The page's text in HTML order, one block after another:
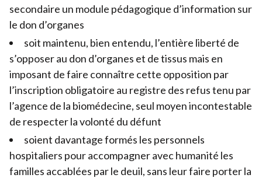
secondaire un module pédagogique d’information sur
le don d’organes
soit maintenu, bien entendu, l’entière liberté de
s’opposer au don d’organes et de tissus mais en
imposant de faire connaître cette opposition par
l’inscription obligatoire au registre des refus tenu par
l’agence de la biomédecine, seul moyen incontestable
de respecter la volonté du défunt
soient davantage formés les personnels
hospitaliers pour accompagner avec humanité les
familles accablées par le deuil, sans leur faire porter la